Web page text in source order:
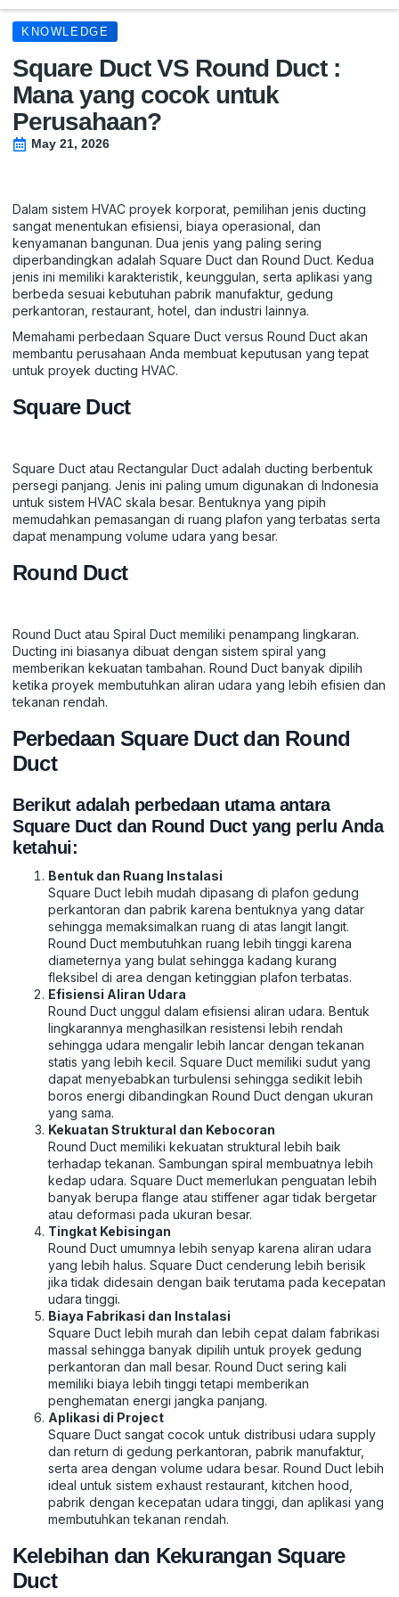
KNOWLEDGE
Square Duct VS Round Duct :
Mana yang cocok untuk
Perusahaan?
May 21, 2026
Dalam sistem HVAC proyek korporat, pemilihan jenis ducting
sangat menentukan efisiensi, biaya operasional, dan
kenyamanan bangunan. Dua jenis yang paling sering
diperbandingkan adalah Square Duct dan Round Duct. Kedua
jenis ini memiliki karakteristik, keunggulan, serta aplikasi yang
berbeda sesuai kebutuhan pabrik manufaktur, gedung
perkantoran, restaurant, hotel, dan industri lainnya.
Memahami perbedaan Square Duct versus Round Duct akan
membantu perusahaan Anda membuat keputusan yang tepat
untuk proyek ducting HVAC.
Square Duct
Square Duct atau Rectangular Duct adalah ducting berbentuk
persegi panjang. Jenis ini paling umum digunakan di Indonesia
untuk sistem HVAC skala besar. Bentuknya yang pipih
memudahkan pemasangan di ruang plafon yang terbatas serta
dapat menampung volume udara yang besar.
Round Duct
Round Duct atau Spiral Duct memiliki penampang lingkaran.
Ducting ini biasanya dibuat dengan sistem spiral yang
memberikan kekuatan tambahan. Round Duct banyak dipilih
ketika proyek membutuhkan aliran udara yang lebih efisien dan
tekanan rendah.
Perbedaan Square Duct dan Round
Duct
Berikut adalah perbedaan utama antara
Square Duct dan Round Duct yang perlu Anda
ketahui:
Bentuk dan Ruang Instalasi
Square Duct lebih mudah dipasang di plafon gedung
perkantoran dan pabrik karena bentuknya yang datar
sehingga memaksimalkan ruang di atas langit langit.
Round Duct membutuhkan ruang lebih tinggi karena
diameternya yang bulat sehingga kadang kurang
fleksibel di area dengan ketinggian plafon terbatas.
Efisiensi Aliran Udara
Round Duct unggul dalam efisiensi aliran udara. Bentuk
lingkarannya menghasilkan resistensi lebih rendah
sehingga udara mengalir lebih lancar dengan tekanan
statis yang lebih kecil. Square Duct memiliki sudut yang
dapat menyebabkan turbulensi sehingga sedikit lebih
boros energi dibandingkan Round Duct dengan ukuran
yang sama.
Kekuatan Struktural dan Kebocoran
Round Duct memiliki kekuatan struktural lebih baik
terhadap tekanan. Sambungan spiral membuatnya lebih
kedap udara. Square Duct memerlukan penguatan lebih
banyak berupa flange atau stiffener agar tidak bergetar
atau deformasi pada ukuran besar.
Tingkat Kebisingan
Round Duct umumnya lebih senyap karena aliran udara
yang lebih halus. Square Duct cenderung lebih berisik
jika tidak didesain dengan baik terutama pada kecepatan
udara tinggi.
Biaya Fabrikasi dan Instalasi
Square Duct lebih murah dan lebih cepat dalam fabrikasi
massal sehingga banyak dipilih untuk proyek gedung
perkantoran dan mall besar. Round Duct sering kali
memiliki biaya lebih tinggi tetapi memberikan
penghematan energi jangka panjang.
Aplikasi di Project
Square Duct sangat cocok untuk distribusi udara supply
dan return di gedung perkantoran, pabrik manufaktur,
serta area dengan volume udara besar. Round Duct lebih
ideal untuk sistem exhaust restaurant, kitchen hood,
pabrik dengan kecepatan udara tinggi, dan aplikasi yang
membutuhkan tekanan rendah.
Kelebihan dan Kekurangan Square
Duct